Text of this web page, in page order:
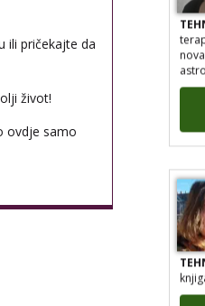
ili pričekajte da
život!
ovdje samo